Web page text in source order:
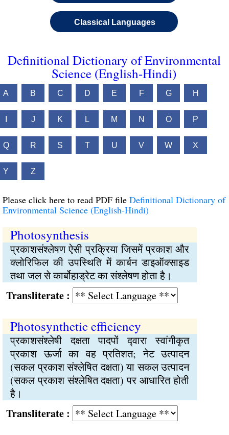
Classical Languages
Definitional Dictionary of Environmental
Science (English-Hindi)
A B C D E F G H
J K L M N O P
Q R S T U V W X
Y Z
Please click here to read PDF file Definitional Dictionary of
Environmental Science (English-Hindi)
Photosynthesis
प्रकाशसंश्‍लेषण ऐसी प्रक्रिया जिसमें प्रकाश और
क्लोरिफिल की उपस्थिति में कार्बन डाइऑक्साइड
तथा जल से कार्बोहाड्रेट का संश्‍लेषण होता है।
:
Photosynthetic efficiency
प्रकाशसंश्‍लेषी दक्षता पादपों द्‍वारा स्वांगीकृत
प्रकाश ऊर्जा का वह प्रतिशत; नेट उत्पादन
(सकल प्रकाश संश्‍लेषित दक्षता) या सकल उत्पादन
(सकल प्रकाश संश्‍लेषित दक्षता) पर आधारित होती
है।
: